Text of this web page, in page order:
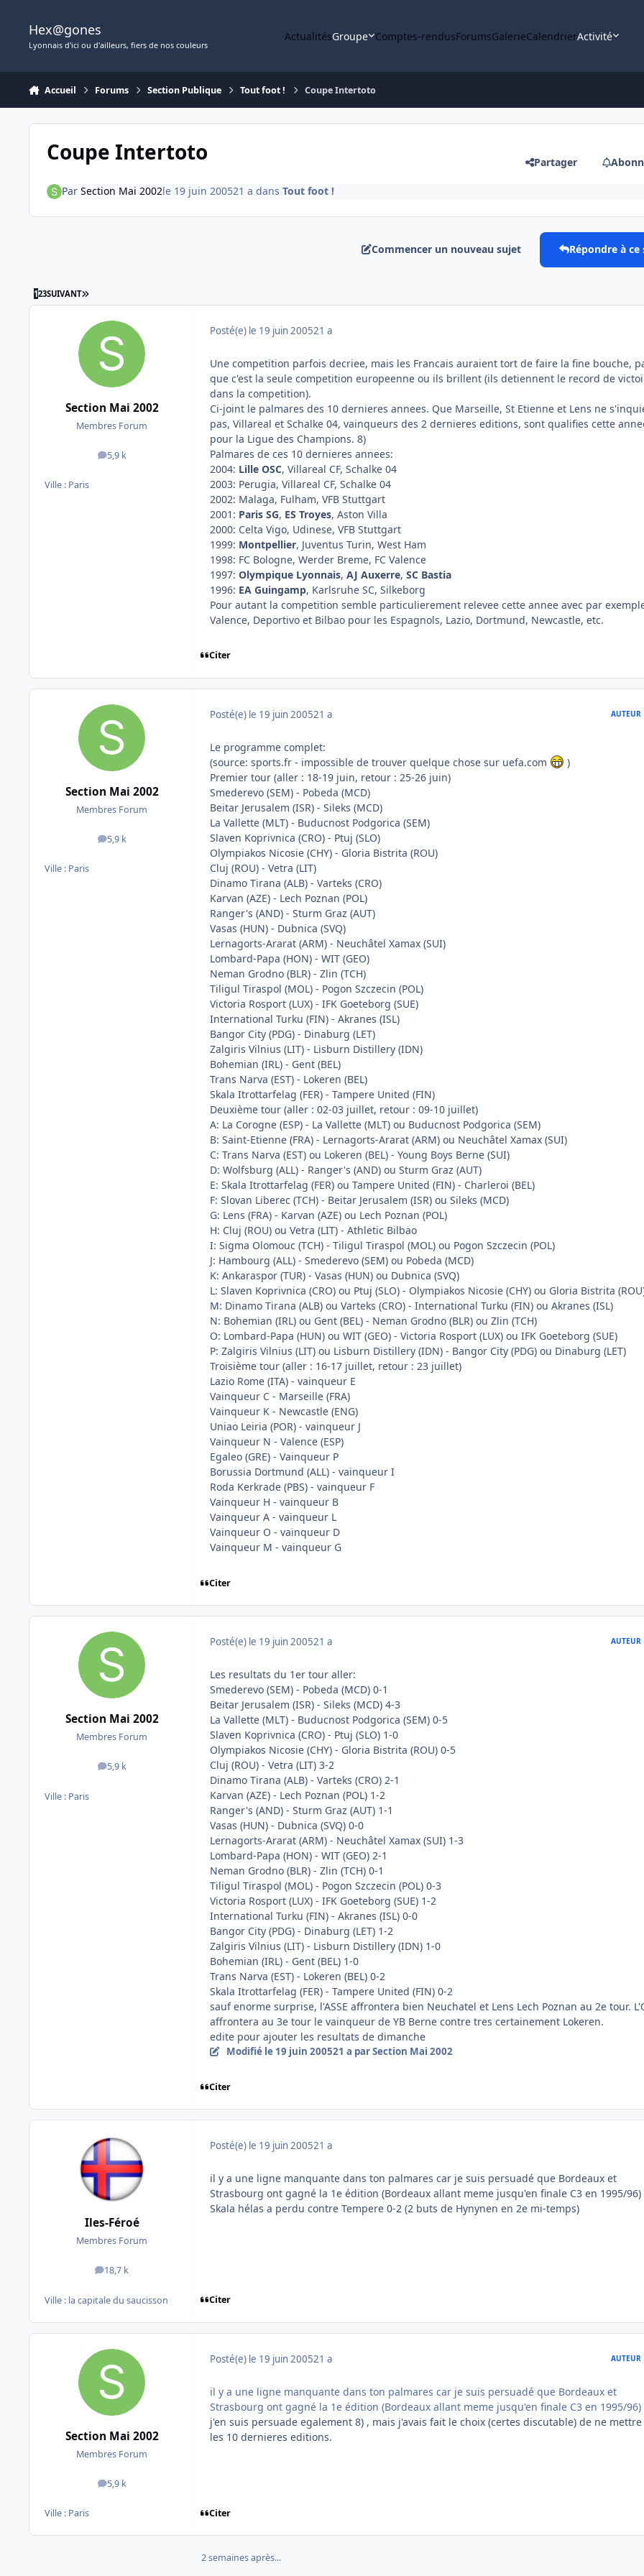
Hex@gones
Lyonnais d'ici ou d'ailleurs, fiers de nos couleurs
ActualitésGroupe Comptes-rendusForumsGalerieCalendrierActivité
Accueil Forums Section Publique Tout foot ! Coupe Intertoto
Coupe Intertoto Partager
Par Section Mai 2002le 19 juin 200521 a dans Tout foot !
Commencer un nouveau sujet Répondre à ce
123SUIVANT DERNIÈRE PAGE
Section Mai 2002
Membres Forum
5,9 k
messages
Ville : Paris
Posté(e) le 19 juin 200521 a
Une competition parfois decriee, mais les Francais auraient tort de faire la fine bouche,
que c'est la seule competition europeenne ou ils brillent (ils detiennent le record de
dans la competition).
Ci-joint le palmares des 10 dernieres annees. Que Marseille, St Etienne et Lens ne
pas, Villareal et Schalke 04, vainqueurs des 2 dernieres editions, sont qualifies cette
pour la Ligue des Champions. 8)
Palmares de ces 10 dernieres annees:
2004: Lille OSC, Villareal CF, Schalke 04
2003: Perugia, Villareal CF, Schalke 04
2002: Malaga, Fulham, VFB Stuttgart
2001: Paris SG, ES Troyes, Aston Villa
2000: Celta Vigo, Udinese, VFB Stuttgart
1999: Montpellier, Juventus Turin, West Ham
1998: FC Bologne, Werder Breme, FC Valence
1997: Olympique Lyonnais, AJ Auxerre, SC Bastia
1996: EA Guingamp, Karlsruhe SC, Silkeborg
Pour autant la competition semble particulierement relevee cette annee avec par
Valence, Deportivo et Bilbao pour les Espagnols, Lazio, Dortmund, Newcastle, etc.
Citer
Section Mai 2002
Membres Forum
5,9 k
messages
Ville : Paris
Posté(e) le 19 juin 200521 a AUTEUR
Le programme complet:
(source: sports.fr - impossible de trouver quelque chose sur uefa.com
)
Premier tour (aller : 18-19 juin, retour : 25-26 juin)
Smederevo (SEM) - Pobeda (MCD)
Beitar Jerusalem (ISR) - Sileks (MCD)
La Vallette (MLT) - Buducnost Podgorica (SEM)
Slaven Koprivnica (CRO) - Ptuj (SLO)
Olympiakos Nicosie (CHY) - Gloria Bistrita (ROU)
Cluj (ROU) - Vetra (LIT)
Dinamo Tirana (ALB) - Varteks (CRO)
Karvan (AZE) - Lech Poznan (POL)
Ranger's (AND) - Sturm Graz (AUT)
Vasas (HUN) - Dubnica (SVQ)
Lernagorts-Ararat (ARM) - Neuchâtel Xamax (SUI)
Lombard-Papa (HON) - WIT (GEO)
Neman Grodno (BLR) - Zlin (TCH)
Tiligul Tiraspol (MOL) - Pogon Szczecin (POL)
Victoria Rosport (LUX) - IFK Goeteborg (SUE)
International Turku (FIN) - Akranes (ISL)
Bangor City (PDG) - Dinaburg (LET)
Zalgiris Vilnius (LIT) - Lisburn Distillery (IDN)
Bohemian (IRL) - Gent (BEL)
Trans Narva (EST) - Lokeren (BEL)
Skala Itrottarfelag (FER) - Tampere United (FIN)
Deuxième tour (aller : 02-03 juillet, retour : 09-10 juillet)
A: La Corogne (ESP) - La Vallette (MLT) ou Buducnost Podgorica (SEM)
B: Saint-Etienne (FRA) - Lernagorts-Ararat (ARM) ou Neuchâtel Xamax (SUI)
C: Trans Narva (EST) ou Lokeren (BEL) - Young Boys Berne (SUI)
D: Wolfsburg (ALL) - Ranger's (AND) ou Sturm Graz (AUT)
E: Skala Itrottarfelag (FER) ou Tampere United (FIN) - Charleroi (BEL)
F: Slovan Liberec (TCH) - Beitar Jerusalem (ISR) ou Sileks (MCD)
G: Lens (FRA) - Karvan (AZE) ou Lech Poznan (POL)
H: Cluj (ROU) ou Vetra (LIT) - Athletic Bilbao
I: Sigma Olomouc (TCH) - Tiligul Tiraspol (MOL) ou Pogon Szczecin (POL)
J: Hambourg (ALL) - Smederevo (SEM) ou Pobeda (MCD)
K: Ankaraspor (TUR) - Vasas (HUN) ou Dubnica (SVQ)
L: Slaven Koprivnica (CRO) ou Ptuj (SLO) - Olympiakos Nicosie (CHY) ou Gloria Bistrita
M: Dinamo Tirana (ALB) ou Varteks (CRO) - International Turku (FIN) ou Akranes (ISL)
N: Bohemian (IRL) ou Gent (BEL) - Neman Grodno (BLR) ou Zlin (TCH)
O: Lombard-Papa (HUN) ou WIT (GEO) - Victoria Rosport (LUX) ou IFK Goeteborg (SUE)
P: Zalgiris Vilnius (LIT) ou Lisburn Distillery (IDN) - Bangor City (PDG) ou Dinaburg (LET)
Troisième tour (aller : 16-17 juillet, retour : 23 juillet)
Lazio Rome (ITA) - vainqueur E
Vainqueur C - Marseille (FRA)
Vainqueur K - Newcastle (ENG)
Uniao Leiria (POR) - vainqueur J
Vainqueur N - Valence (ESP)
Egaleo (GRE) - Vainqueur P
Borussia Dortmund (ALL) - vainqueur I
Roda Kerkrade (PBS) - vainqueur F
Vainqueur H - vainqueur B
Vainqueur A - vainqueur L
Vainqueur O - vainqueur D
Vainqueur M - vainqueur G
Citer
Section Mai 2002
Membres Forum
5,9 k
messages
Ville : Paris
Posté(e) le 19 juin 200521 a AUTEUR
Les resultats du 1er tour aller:
Smederevo (SEM) - Pobeda (MCD) 0-1
Beitar Jerusalem (ISR) - Sileks (MCD) 4-3
La Vallette (MLT) - Buducnost Podgorica (SEM) 0-5
Slaven Koprivnica (CRO) - Ptuj (SLO) 1-0
Olympiakos Nicosie (CHY) - Gloria Bistrita (ROU) 0-5
Cluj (ROU) - Vetra (LIT) 3-2
Dinamo Tirana (ALB) - Varteks (CRO) 2-1
Karvan (AZE) - Lech Poznan (POL) 1-2
Ranger's (AND) - Sturm Graz (AUT) 1-1
Vasas (HUN) - Dubnica (SVQ) 0-0
Lernagorts-Ararat (ARM) - Neuchâtel Xamax (SUI) 1-3
Lombard-Papa (HON) - WIT (GEO) 2-1
Neman Grodno (BLR) - Zlin (TCH) 0-1
Tiligul Tiraspol (MOL) - Pogon Szczecin (POL) 0-3
Victoria Rosport (LUX) - IFK Goeteborg (SUE) 1-2
International Turku (FIN) - Akranes (ISL) 0-0
Bangor City (PDG) - Dinaburg (LET) 1-2
Zalgiris Vilnius (LIT) - Lisburn Distillery (IDN) 1-0
Bohemian (IRL) - Gent (BEL) 1-0
Trans Narva (EST) - Lokeren (BEL) 0-2
Skala Itrottarfelag (FER) - Tampere United (FIN) 0-2
sauf enorme surprise, l'ASSE affrontera bien Neuchatel et Lens Lech Poznan au 2e tour.
affrontera au 3e tour le vainqueur de YB Berne contre tres certainement Lokeren.
edite pour ajouter les resultats de dimanche
Modifié le 19 juin 200521 a par Section Mai 2002
Citer
Iles-Féroé
Membres Forum
18,7 k
messages
Ville : la capitale du saucisson
Posté(e) le 19 juin 200521 a
il y a une ligne manquante dans ton palmares car je suis persuadé que Bordeaux et
Strasbourg ont gagné la 1e édition (Bordeaux allant meme jusqu'en finale C3 en 1995/96)
Skala hélas a perdu contre Tempere 0-2 (2 buts de Hynynen en 2e mi-temps)
Citer
Section Mai 2002
Membres Forum
5,9 k
messages
Ville : Paris
Posté(e) le 19 juin 200521 a AUTEUR
il y a une ligne manquante dans ton palmares car je suis persuadé que Bordeaux et
Strasbourg ont gagné la 1e édition (Bordeaux allant meme jusqu'en finale C3 en 1995/96)
j'en suis persuade egalement 8) , mais j'avais fait le choix (certes discutable) de ne
les 10 dernieres editions.
Citer
2 semaines après...